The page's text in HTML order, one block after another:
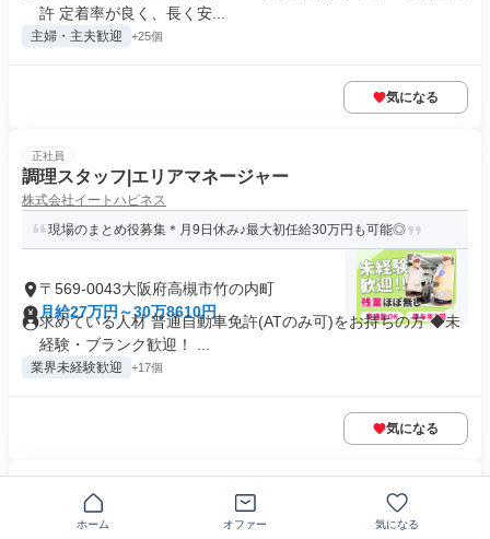
許 定着率が良く、長く安...
主婦・主夫歓迎 +25個
気になる
正社員
調理スタッフ|エリアマネージャー
株式会社イートハピネス
現場のまとめ役募集＊月9日休み♪最大初任給30万円も可能◎
〒569-0043大阪府高槻市竹の内町
月給27万円～30万8610円
求めている人材 普通自動車免許(ATのみ可)をお持ちの方 ◆未
経験・ブランク歓迎！ ...
業界未経験歓迎 +17個
気になる
介護付き有料老人ホームの看護師
株式会社ハートフル介護とくしま
ホーム オファー 気になる